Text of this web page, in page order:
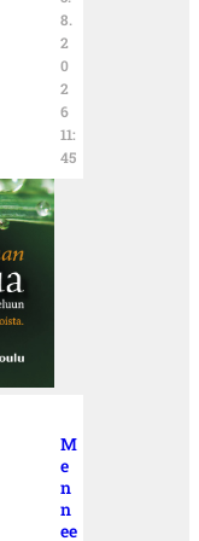
8.
2
0
2
6
11:
45
M
e
n
n
ee